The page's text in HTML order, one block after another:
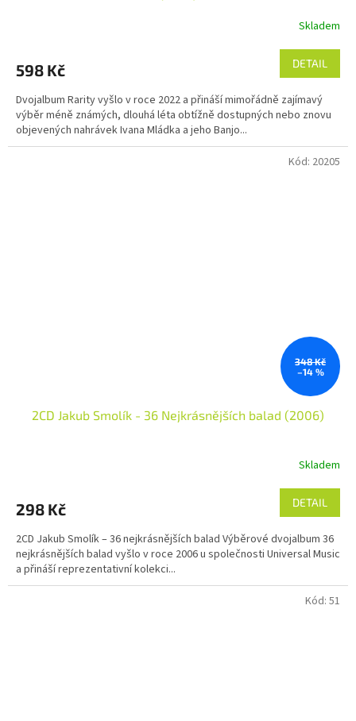
Skladem
598 Kč DETAIL
Dvojalbum Rarity vyšlo v roce 2022 a přináší mimořádně zajímavý
výběr méně známých, dlouhá léta obtížně dostupných nebo znovu
objevených nahrávek Ivana Mládka a jeho Banjo...
348 Kč
–14 %
2CD Jakub Smolík - 36 Nejkrásnějších balad (2006)
Skladem
298 Kč DETAIL
2CD Jakub Smolík – 36 nejkrásnějších balad Výběrové dvojalbum 36
nejkrásnějších balad vyšlo v roce 2006 u společnosti Universal Music
a přináší reprezentativní kolekci...
Kód: 20205
Kód: 51